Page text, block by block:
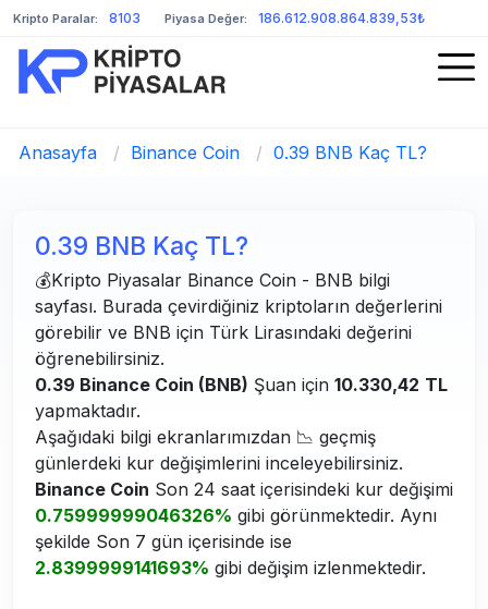
Kripto Paralar: 8103 Piyasa Değer: 186.612.908.864.839,53₺
Anasayfa / Binance Coin / 0.39 BNB Kaç TL?
0.39 BNB Kaç TL?
💰Kripto Piyasalar Binance Coin - BNB bilgi
sayfası. Burada çevirdiğiniz kriptoların değerlerini
görebilir ve BNB için Türk Lirasındaki değerini
öğrenebilirsiniz.
0.39 Binance Coin (BNB) Şuan için 10.330,42 TL
yapmaktadır.
Aşağıdaki bilgi ekranlarımızdan 📉 geçmiş
günlerdeki kur değişimlerini inceleyebilirsiniz.
Binance Coin Son 24 saat içerisindeki kur değişimi
0.75999999046326% gibi görünmektedir. Aynı
şekilde Son 7 gün içerisinde ise
2.8399999141693% gibi değişim izlenmektedir.